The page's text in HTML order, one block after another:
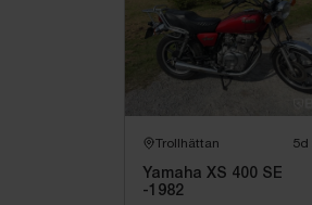
Trollhättan 5d
Yamaha XS 400 SE
-1982